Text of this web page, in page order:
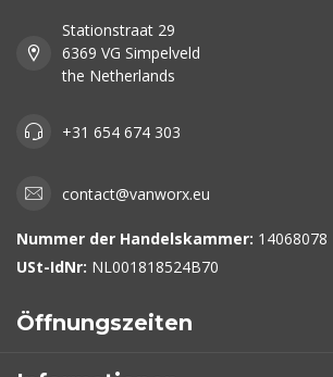
Stationstraat 29
6369 VG Simpelveld
the Netherlands
+31 654 674 303
contact@vanworx.eu
Nummer der Handelskammer: 14068078
USt-IdNr: NL001818524B70
Öffnungszeiten